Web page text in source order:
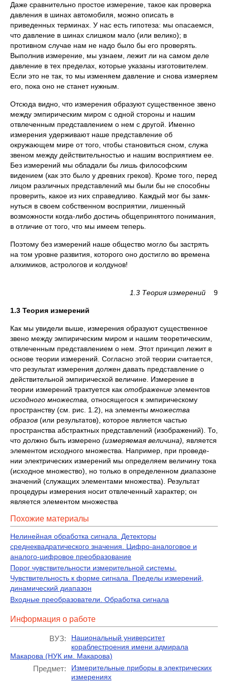
Даже сравнительно простое измерение, такое как проверка
давления в шинах автомобиля, можно описать в
приведенных терминах. У нас есть ги­потеза: мы опасаемся,
что давление в шинах слишком мало (или велико); в
противном случае нам не надо было бы его проверять.
Выполнив измерение, мы узнаем, лежит ли на самом деле
давление в тех пределах, которые указа­ны изготовителем.
Если это не так, то мы изменяем давление и снова изме­ряем
его, пока оно не станет нужным.
Отсюда видно, что измерения образуют существенное звено
между эм­пирическим миром с одной стороны и нашим
отвлеченным представле­нием о нем с другой. Именно
измерения удерживают наше представление об
окружающем мире от того, чтобы становиться сном, служа
звеном между действительностью и нашим восприятием ее.
Без измерений мы обладали бы лишь философским
видением (как это было у древних гре­ков). Кроме того, перед
лицом различных представлений мы были бы не способны
проверить, какое из них справедливо. Каждый мог бы замк­
нуться в своем собственном восприятии, лишенный
возможности когда-либо достичь общепринятого понимания,
в отличие от того, что мы име­ем теперь.
Поэтому без измерений наше общество могло бы застрять
на том уровне развития, которого оно достигло во времена
алхимиков, аст­рологов и колдунов!
1.3 Теория измерений 9
1.3 Теория измерений
Как мы увидели выше, измерения образуют существенное
звено между эм­пирическим миром и нашим теоретическим,
отвлеченным представлением о нем. Этот принцип лежит в
основе теории измерений. Согласно этой тео­рии считается,
что результат измерения должен давать представление о
дей­ствительной эмпирической величине. Измерение в
теории измерений трак­туется как отображение элементов
исходного множества, относящегося к эмпирическому
пространству (см. рис. 1.2), на элементы множества
образов (или результатов), которое является частью
пространства абстрактных пред­ставлений (изображений). То,
что должно быть измерено (измеряемая вели­чина), является
элементом исходного множества. Например, при проведе­
нии электрических измерений мы определяем величину тока
(исходное мно­жество), но только в определенном диапазоне
значений (служащих элемен­тами множества). Результат
процедуры измерения носит отвлеченный харак­тер; он
является элементом множества
Похожие материалы
Нелинейная обработка сигнала. Детекторы
среднеквадратического значения. Цифро-аналоговое и
аналого-цифровое преобразование
Порог чувствительности измерительной системы.
Чувствительность к форме сигнала. Пределы измерений,
динамический диапазон
Входные преобразователи. Обработка сигнала
Информация о работе
ВУЗ:
Национальный университет
кораблестроения имени адмирала
Макарова (НУК им. Макарова)
Предмет:
Измерительные приборы в электрических
измерениях